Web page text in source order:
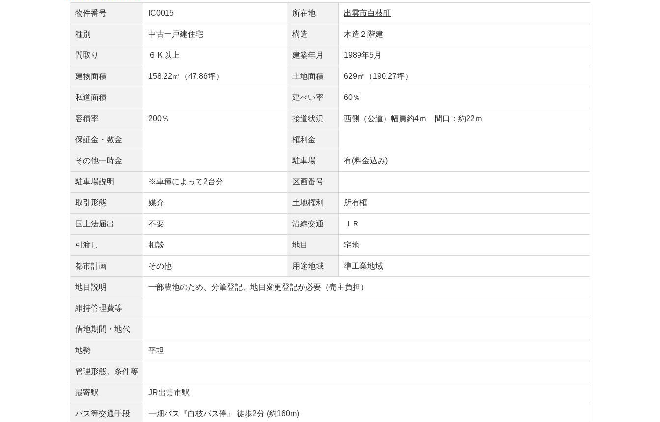
物件番号 IC0015 所在地 出雲市白枝町
種別 中古一戸建住宅 構造 木造２階建
間取り ６Ｋ以上 建築年月 1989年5月
建物面積 158.22㎡（47.86坪） 土地面積 629㎡（190.27坪）
私道面積 建ぺい率 60％
容積率 200％ 接道状況 西側（公道）幅員約4ｍ 間口：約22ｍ
保証金・敷金 権利金
その他一時金 駐車場 有(料金込み)
駐車場説明 ※車種によって2台分 区画番号
取引形態 媒介 土地権利 所有権
国土法届出 不要 沿線交通 ＪＲ
引渡し 相談 地目 宅地
都市計画 その他 用途地域 準工業地域
地目説明 一部農地のため、分筆登記、地目変更登記が必要（売主負担）
維持管理費等
借地期間・地代
地勢 平坦
管理形態、条件等
最寄駅 JR出雲市駅
バス等交通手段 一畑バス『白枝バス停』 徒歩2分 (約160m)